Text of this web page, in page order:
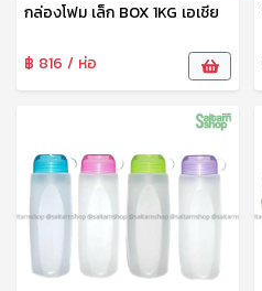
กล่องโฟม เล็ก BOX 1KG เอเชีย
฿ 816 / ห่อ